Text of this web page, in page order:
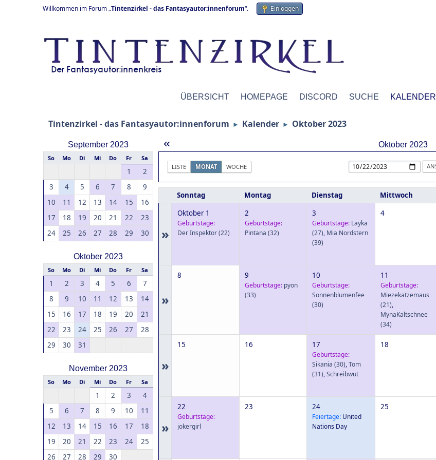
Willkommen im Forum „Tintenzirkel - das Fantasyautor:innenforum“. Einloggen
ÜBERSICHT HOMEPAGE DISCORD SUCHE KALENDER
Tintenzirkel - das Fantasyautor:innenforum ► Kalender ► Oktober 2023
September 2023
So Mo Di Mi Do Fr Sa
1
2
3
4 5 6 7 8
9
10
11 12 13 14 15
16
17
18 19 20 21 22
23
24
25 26 27 28 29 30
Oktober 2023
So Mo Di Mi Do Fr Sa
1 2 3 4 5 6
7
8
9 10 11 12 13
14
15
16 17 18 19 20
21
22
23 24 25 26 27
28
29
30 31
November 2023
So Mo Di Mi Do Fr Sa
1 2 3
4
5
6 7 8 9 10
11
12
13 14 15 16 17
18
19
20 21 22 23 24
25
26
27 28 29 30
« Oktober 2023
LISTE MONAT WOCHE
Sonntag Montag Dienstag Mittwoch
»
Oktober 1
Geburtstage:
Der Inspektor(22)
2
Geburtstage:
Pintana (32)
3
Geburtstage: Layka
(27), Mia Nordstern
(39)
4
»
8 9
Geburtstage: pyon
(33)
10
Geburtstage:
Sonnenblumenfee
(30)
11
Geburtstage:
Miezekatzemaus
(21),
MynaKaltschnee
(34)
»
15 16 17
Geburtstage:
Sikania (30),Tom
(31),Schreibwut
18
»
22
Geburtstage:
jokergirl
23 24
Feiertage: United
Nations Day
25